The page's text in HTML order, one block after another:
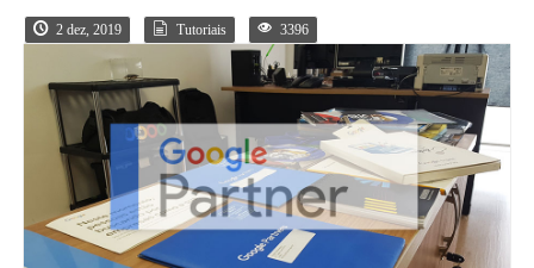
2 dez, 2019 Tutoriais 3396